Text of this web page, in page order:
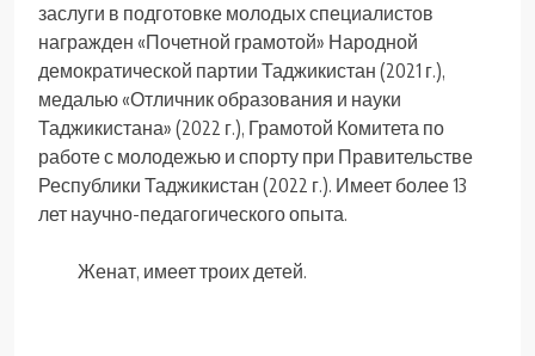
заслуги в подготовке молодых специалистов
награжден «Почетной грамотой» Народной
демократической партии Таджикистан (2021 г.),
медалью «Отличник образования и науки
Таджикистана» (2022 г.), Грамотой Комитета по
работе с молодежью и спорту при Правительстве
Республики Таджикистан (2022 г.). Имеет более 13
лет научно-педагогического опыта.
Женат, имеет троих детей.